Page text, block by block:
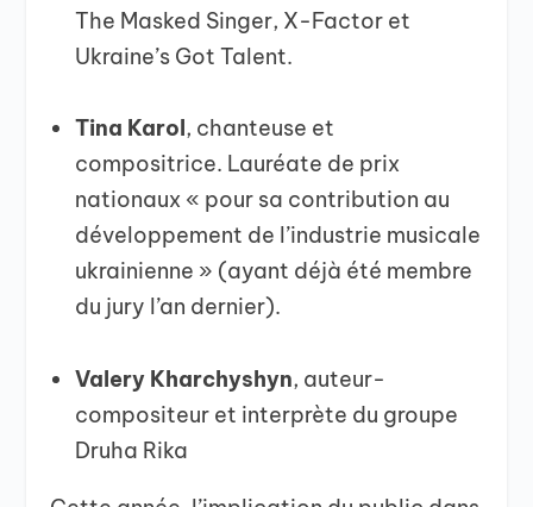
The Masked Singer, X-Factor et
Ukraine’s Got Talent.
Tina Karol, chanteuse et
compositrice. Lauréate de prix
nationaux « pour sa contribution au
développement de l’industrie musicale
ukrainienne » (ayant déjà été membre
du jury l’an dernier).
Valery Kharchyshyn, auteur-
compositeur et interprète du groupe
Druha Rika